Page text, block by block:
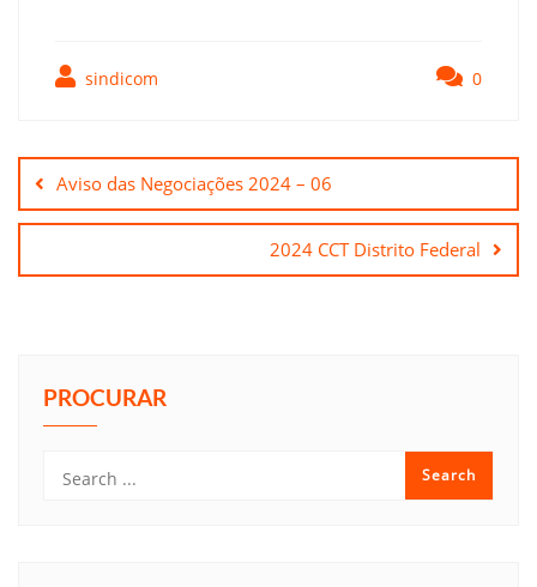
sindicom 0
de
PostAviso das Negociações 2024 – 06
2024 CCT Distrito Federal
PROCURAR